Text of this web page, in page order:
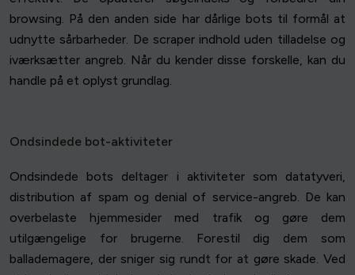
browsing. På den anden side har dårlige bots til formål at
udnytte sårbarheder. De scraper indhold uden tilladelse og
iværksætter angreb. Når du kender disse forskelle, kan du
handle på et oplyst grundlag.
Ondsindede bot-aktiviteter
Ondsindede bots deltager i aktiviteter som datatyveri,
distribution af spam og denial of service-angreb. De kan
overbelaste hjemmesider med trafik og gøre dem
utilgængelige for brugerne. Forestil dig dem som
ballademagere, der sniger sig rundt for at gøre skade. Ved